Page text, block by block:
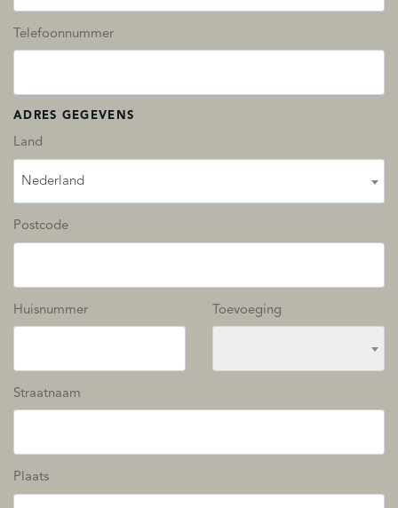
Telefoonnummer
ADRES GEGEVENS
Land
Nederland
Postcode
Huisnummer Toevoeging
Straatnaam
Plaats